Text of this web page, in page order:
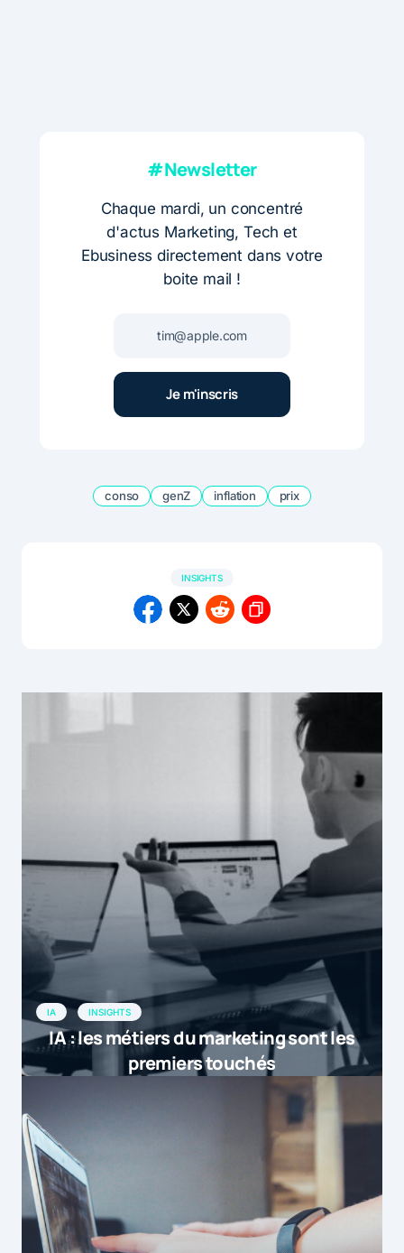
#Newsletter
Chaque mardi, un concentré
d'actus Marketing, Tech et
Ebusiness directement dans votre
boite mail !
conso genZ inflation prix
INSIGHTS
IA INSIGHTS
IA : les métiers du marketing sont les
premiers touchés